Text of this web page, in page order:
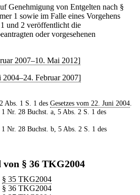
Genehmigung von Entgelten nach §
1 sowie im Falle eines Vorgehens
und 2 veröffentlicht die
oder vorgesehenen
2007–10. Mai 2012]
2004–24. Februar 2007]
Abs. 1 S. 1 des Gesetzes vom 22. Juni 2004.
Nr. 28 Buchst. a, 5 Abs. 2 S. 1 des
Nr. 28 Buchst. b, 5 Abs. 2 S. 1 des
§ 36 TKG2004
§ 35 TKG2004
§ 36 TKG2004